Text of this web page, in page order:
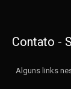
Contato -
Alguns links